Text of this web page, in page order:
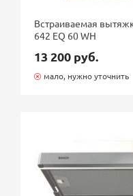
Максимальная
Наклонная форма
Встраиваемая
642 EQ 60 WH
13 200 руб.
мало, нужно уточнить